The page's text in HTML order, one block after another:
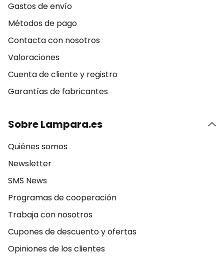
Gastos de envío
Métodos de pago
Contacta con nosotros
Valoraciones
Cuenta de cliente y registro
Garantías de fabricantes
Sobre Lampara.es
Quiénes somos
Newsletter
SMS News
Programas de cooperación
Trabaja con nosotros
Cupones de descuento y ofertas
Opiniones de los clientes